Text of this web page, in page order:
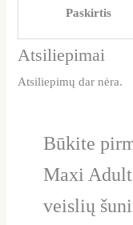
Paskirtis
Atsiliepimai
Atsiliepimų dar nėra.
Būkite
Maxi
veislių